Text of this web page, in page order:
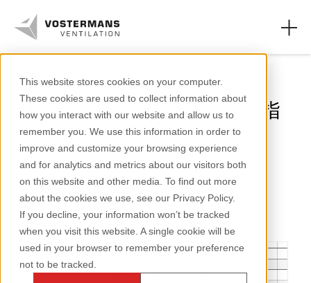
This website stores cookies on your computer.
These cookies are used to collect information about
how you interact with our website and allow us to
remember you. We use this information in order to
improve and customize your browsing experience
and for analytics and metrics about our visitors both
on this website and other media. To find out more
about the cookies we use, see our Privacy Policy.
If you decline, your information won’t be tracked
when you visit this website. A single cookie will be
used in your browser to remember your preference
not to be tracked.
轴流风机和零件
农业领域
工业领域
资源页面
关于我们
确保足够的最低通风：关键指
南
1 分钟阅读